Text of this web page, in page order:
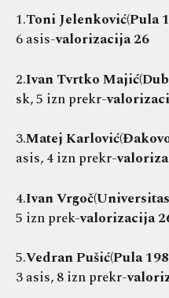
1.Toni Jelenković(Pula
6 asis-valorizacija 26
2.Ivan Tvrtko
sk, 5 izn prekr-
3.Matej
asis, 4 izn prekr-
4.Ivan
5 izn prek-valorizacija
5.Vedran Pušić(Pula
3 asis, 8 izn prekr-